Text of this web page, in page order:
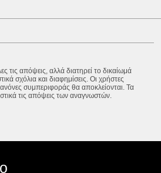
τις απόψεις, αλλά διατηρεί το δικαίωμά
σχόλια και διαφημίσεις. Οι χρήστες
συμπεριφοράς θα αποκλείονται. Τα
τις απόψεις των αναγνωστών.